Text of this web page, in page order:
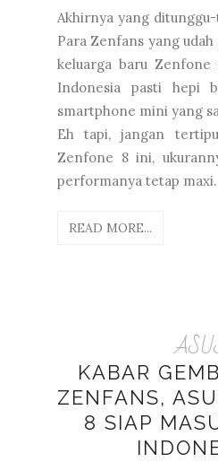
Akhirnya yang
Para Zenfans yang
keluarga baru Zenfone
Indonesia pasti hepi
smartphone mini yang
Eh tapi, jangan
Zenfone 8 ini,
performanya tetap maxi.
READ MORE...
KABAR
ZENFANS,
8 SIAP